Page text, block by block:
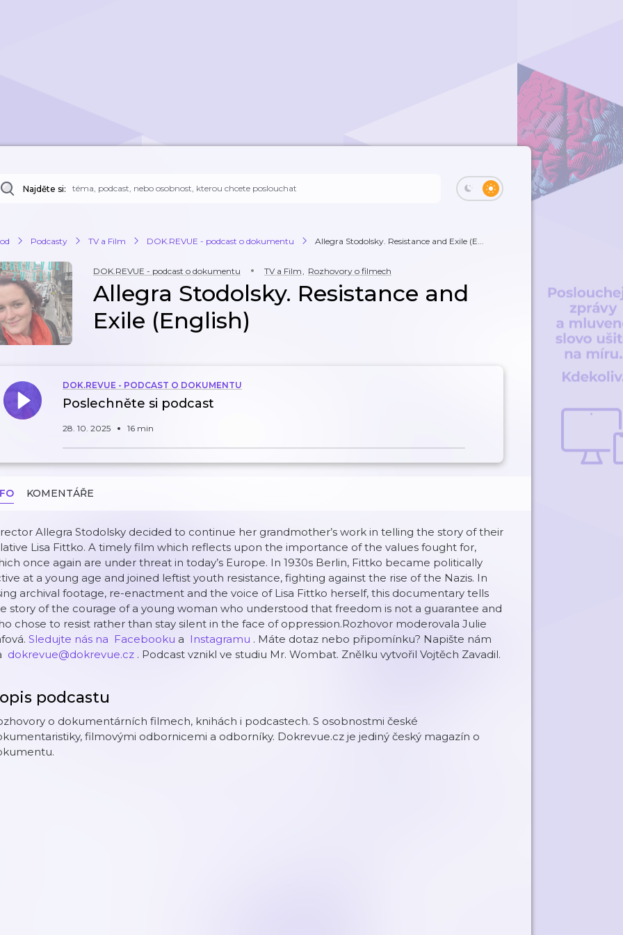
Najděte si:
Podcasty TV a Film DOK.REVUE - podcast o dokumentu Allegra Stodolsky. Resistance and Exile (E...
DOK.REVUE - podcast o dokumentu TV a Film, Rozhovory o filmech
Allegra Stodolsky. Resistance and
Exile (English)
DOK.REVUE - PODCAST O DOKUMENTU
Poslechněte si podcast
28. 10. 2025 16 min
KOMENTÁŘE
Allegra Stodolsky decided to continue her grandmother’s work in telling the story of their
Lisa Fittko. A timely film which reflects upon the importance of the values fought for,
once again are under threat in today’s Europe. In 1930s Berlin, Fittko became politically
at a young age and joined leftist youth resistance, fighting against the rise of the Nazis. In
archival footage, re-enactment and the voice of Lisa Fittko herself, this documentary tells
story of the courage of a young woman who understood that freedom is not a guarantee and
chose to resist rather than stay silent in the face of oppression.Rozhovor moderovala Julie
⁠⁠⁠⁠⁠⁠⁠Sledujte nás na ⁠⁠⁠⁠⁠⁠⁠⁠⁠ ⁠⁠⁠⁠⁠⁠⁠⁠Facebooku⁠⁠⁠⁠⁠⁠⁠⁠ a ⁠ ⁠⁠⁠⁠⁠⁠⁠⁠Instagramu⁠⁠⁠⁠⁠⁠⁠⁠⁠ . Máte dotaz nebo připomínku? Napište nám
⁠⁠⁠⁠⁠⁠⁠⁠dokrevue@dokrevue.cz⁠⁠⁠⁠⁠⁠⁠⁠⁠ . ⁠Podcast vznikl ve studiu Mr. Wombat. Znělku vytvořil Vojtěch Zavadil.
podcastu
o dokumentárních filmech, knihách i podcastech. S osobnostmi české
filmovými odbornicemi a odborníky. Dokrevue.cz je jediný český magazín o